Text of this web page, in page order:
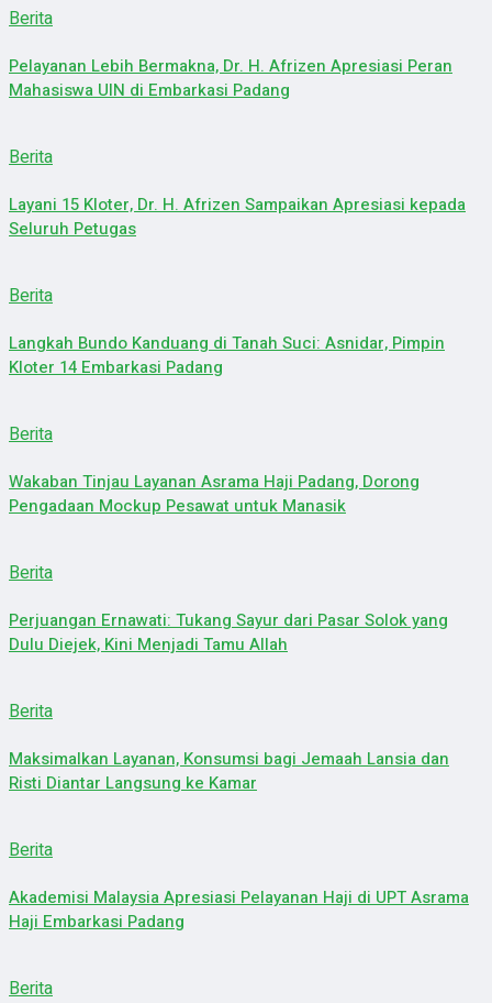
Berita
Pelayanan Lebih Bermakna, Dr. H. Afrizen Apresiasi Peran
Mahasiswa UIN di Embarkasi Padang
Berita
Layani 15 Kloter, Dr. H. Afrizen Sampaikan Apresiasi kepada
Seluruh Petugas
Berita
Langkah Bundo Kanduang di Tanah Suci: Asnidar, Pimpin
Kloter 14 Embarkasi Padang
Berita
Wakaban Tinjau Layanan Asrama Haji Padang, Dorong
Pengadaan Mockup Pesawat untuk Manasik
Berita
Perjuangan Ernawati: Tukang Sayur dari Pasar Solok yang
Dulu Diejek, Kini Menjadi Tamu Allah
Berita
Maksimalkan Layanan, Konsumsi bagi Jemaah Lansia dan
Risti Diantar Langsung ke Kamar
Berita
Akademisi Malaysia Apresiasi Pelayanan Haji di UPT Asrama
Haji Embarkasi Padang
Berita